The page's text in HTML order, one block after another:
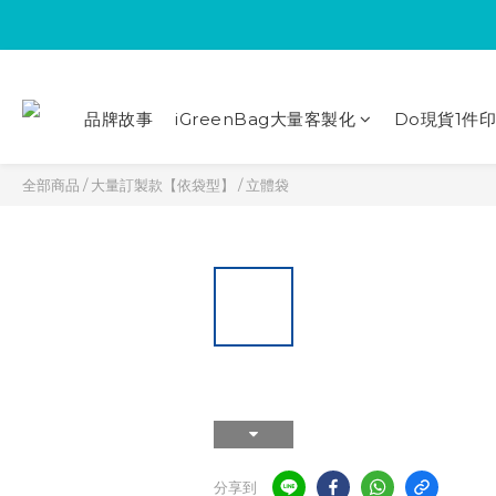
品牌故事 iGreenBag大量客製化 Do現貨1件
全部商品 /大量訂製款【依袋型】 /立體袋
分享到